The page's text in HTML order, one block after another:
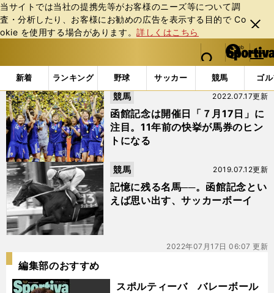
当サイトでは当社の提携先等がお客様のニーズ等について調
査・分析したり、お客様にお勧めの広告を表⽰する⽬的で Co
okie を使⽤する場合があります。詳しくはこちら
閉じ
る
web Sportiva (webスポルティーバ)
検索
マイペ
ー
ジ
メニュ
新着 ランキング 野球 サッカー 競馬 ゴ
b
ス
ポ
ル
テ
ィ
ー
バ
「#サッカーボーイ」の最新ニュース・ 情報
函館記念は開催日「７月17日」に
注目。11年前の快挙が馬券のヒン
トになる
2022.07.17更新
競馬
記憶に残る名馬──。函館記念とい
えば思い出す、サッカーボーイ
2019.07.12更新
競馬
2022年07月17日 06:07 更新
編集部のおすすめ
スポルティーバ バレーボール